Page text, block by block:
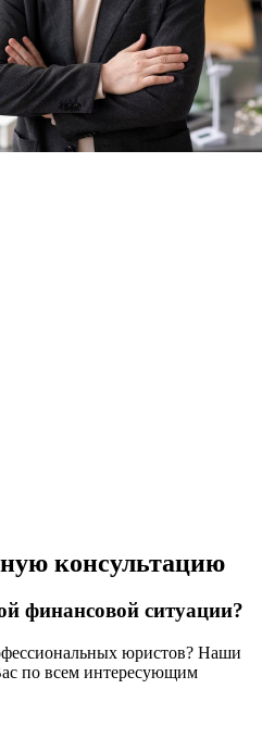
консультацию
финансовой ситуации?
юристов? Наши
по всем интересующим